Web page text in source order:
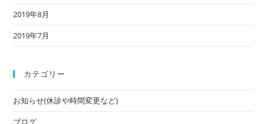
2019年8月
2019年7月
カテゴリー
お知らせ(休診や時間変更など)
ブログ